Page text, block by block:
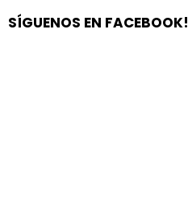
SÍGUENOS EN FACEBOOK!